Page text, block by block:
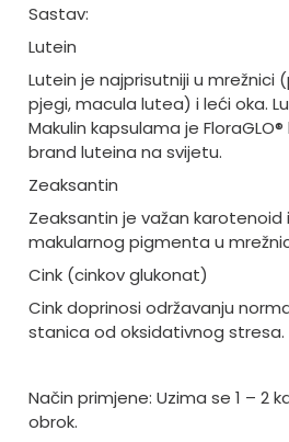
Sastav:
Lutein
Lutein je najprisutniji u mrežnici
pjegi, macula lutea) i leći oka.
Makulin kapsulama je
brand luteina na svijetu.
Zeaksantin
Zeaksantin je važan karotenoid
makularnog pigmenta u
Cink (cinkov glukonat)
Cink doprinosi održavanju
stanica od oksidativnog stresa.
Način primjene: Uzima se 1 – 2
obrok.